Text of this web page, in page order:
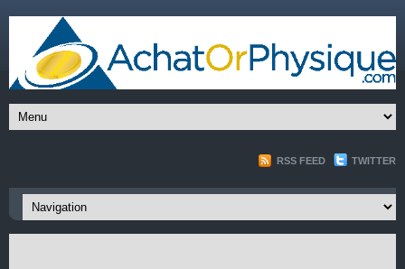
RSS FEED TWITTER